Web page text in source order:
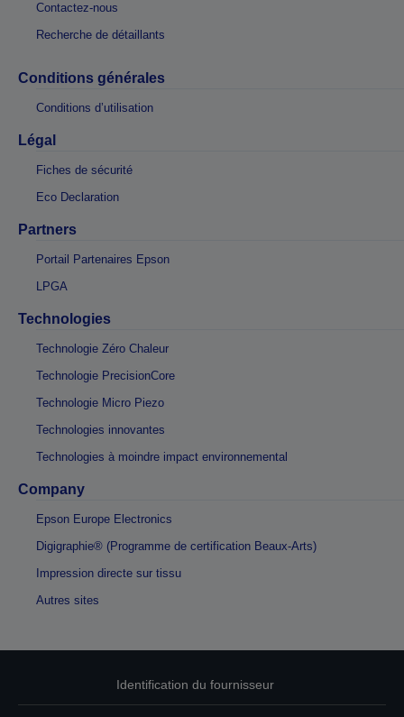
Contactez-nous
Recherche de détaillants
Conditions générales
Conditions d’utilisation
Légal
Fiches de sécurité
Eco Declaration
Partners
Portail Partenaires Epson
LPGA
Technologies
Technologie Zéro Chaleur
Technologie PrecisionCore
Technologie Micro Piezo
Technologies innovantes
Technologies à moindre impact environnemental
Company
Epson Europe Electronics
Digigraphie® (Programme de certification Beaux-Arts)
Impression directe sur tissu
Autres sites
Identification du fournisseur